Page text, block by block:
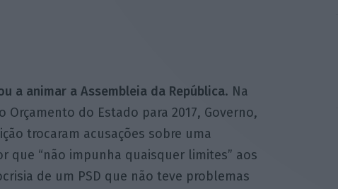
a animar a Assembleia da República. Na
Orçamento do Estado para 2017, Governo,
trocaram acusações sobre uma
que “não impunha quaisquer limites” aos
de um PSD que não teve problemas